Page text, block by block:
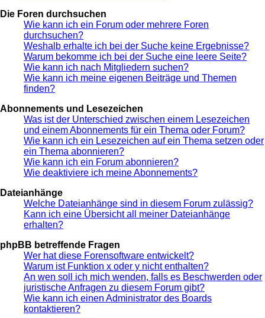
Die Foren durchsuchen
Wie kann ich ein Forum oder mehrere Foren
durchsuchen?
Weshalb erhalte ich bei der Suche keine Ergebnisse?
Warum bekomme ich bei der Suche eine leere Seite?
Wie kann ich nach Mitgliedern suchen?
Wie kann ich meine eigenen Beiträge und Themen
finden?
Abonnements und Lesezeichen
Was ist der Unterschied zwischen einem Lesezeichen
und einem Abonnements für ein Thema oder Forum?
Wie kann ich ein Lesezeichen auf ein Thema setzen oder
ein Thema abonnieren?
Wie kann ich ein Forum abonnieren?
Wie deaktiviere ich meine Abonnements?
Dateianhänge
Welche Dateianhänge sind in diesem Forum zulässig?
Kann ich eine Übersicht all meiner Dateianhänge
erhalten?
phpBB betreffende Fragen
Wer hat diese Forensoftware entwickelt?
Warum ist Funktion x oder y nicht enthalten?
An wen soll ich mich wenden, falls es Beschwerden oder
juristische Anfragen zu diesem Forum gibt?
Wie kann ich einen Administrator des Boards
kontaktieren?